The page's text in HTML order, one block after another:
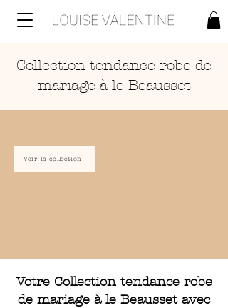
Collection tendance robe de
mariage à le Beausset
Voir la collection
Votre Collection tendance robe
de mariage à le Beausset avec